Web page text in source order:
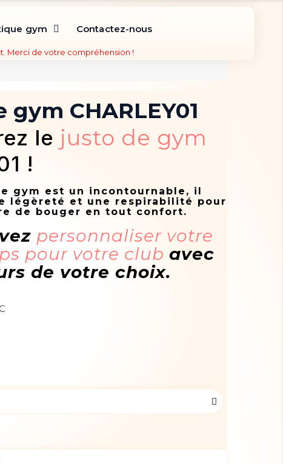
gym Contactez-nous
Merci de votre compréhension !
gym CHARLEY01
le justo de gym
!
gym est un incontournable, il
légèreté et une respirabilité pour
de bouger en tout confort.
personnaliser votre
pour votre club avec
de votre choix.